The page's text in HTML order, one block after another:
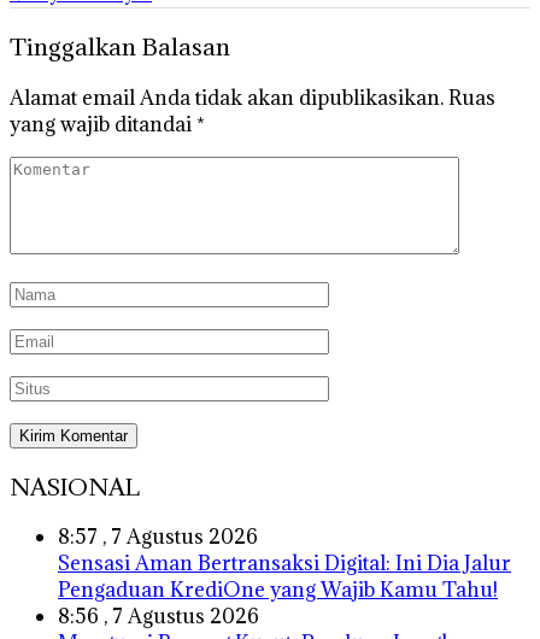
Tinggalkan Balasan
Alamat email Anda tidak akan dipublikasikan.Ruas
yang wajib ditandai *
NASIONAL
8:57 , 7 Agustus 2026
Sensasi Aman Bertransaksi Digital: Ini Dia Jalur
Pengaduan KrediOne yang Wajib Kamu Tahu!
8:56 , 7 Agustus 2026